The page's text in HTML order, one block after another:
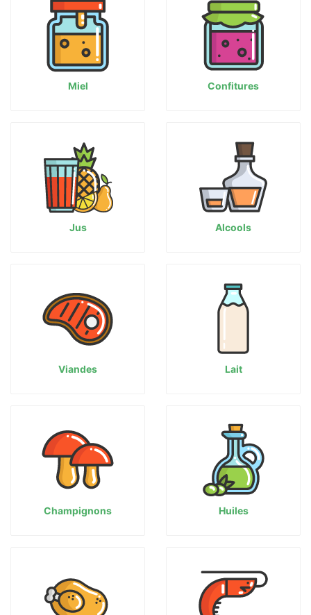
Miel Confitures
Jus Alcools
Viandes Lait
Champignons Huiles